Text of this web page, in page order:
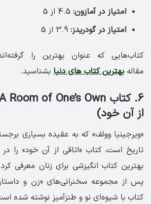
امتیاز در آمازون:
امتیاز در گودریدز:
کتاب‌هایی که عنوان بهترین را
مقاله بهترین کتاب های دنیا بشناسید.
از آن خود)
«ویرجینیا وولف» که به عقیده‌ بسیاری
بهترین کتاب انگیزشی برای زنان معرفی
پس از مجموعه سخنرانی‌های «زن و
کتاب با شیوه‌ای نو و طنزآمیز نوشته شده